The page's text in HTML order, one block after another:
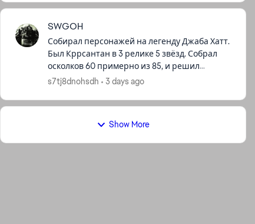
SWGOH
Собирал персонажей на легенду Джаба Хатт.
Был Кррсантан в 3 релике 5 звёзд. Собрал
осколков 60 примерно из 85, и решил
повысить персонажа с помощью жетона до
s7tj8dnohsdh 3 days ago
Show More